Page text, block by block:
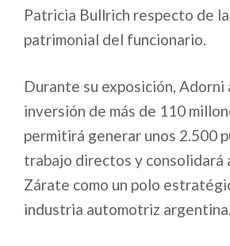
Patricia Bullrich respecto de
patrimonial del funcionario.
Durante su exposición, Adorni
inversión de más de 110
permitirá generar unos 2.500
trabajo directos y consolidará
Zárate como un polo
industria automotriz argentina.